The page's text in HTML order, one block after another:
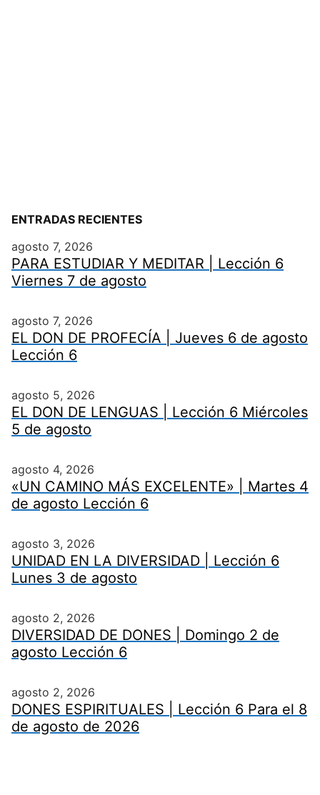
ENTRADAS RECIENTES
agosto 7, 2026
PARA ESTUDIAR Y MEDITAR | Lección 6
Viernes 7 de agosto
agosto 7, 2026
EL DON DE PROFECÍA | Jueves 6 de agosto
Lección 6
agosto 5, 2026
EL DON DE LENGUAS | Lección 6 Miércoles
5 de agosto
agosto 4, 2026
«UN CAMINO MÁS EXCELENTE» | Martes 4
de agosto Lección 6
agosto 3, 2026
UNIDAD EN LA DIVERSIDAD | Lección 6
Lunes 3 de agosto
agosto 2, 2026
DIVERSIDAD DE DONES | Domingo 2 de
agosto Lección 6
agosto 2, 2026
DONES ESPIRITUALES | Lección 6 Para el 8
de agosto de 2026